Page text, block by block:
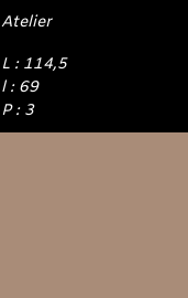
Atelier
L : 114,5
l : 69
P : 3